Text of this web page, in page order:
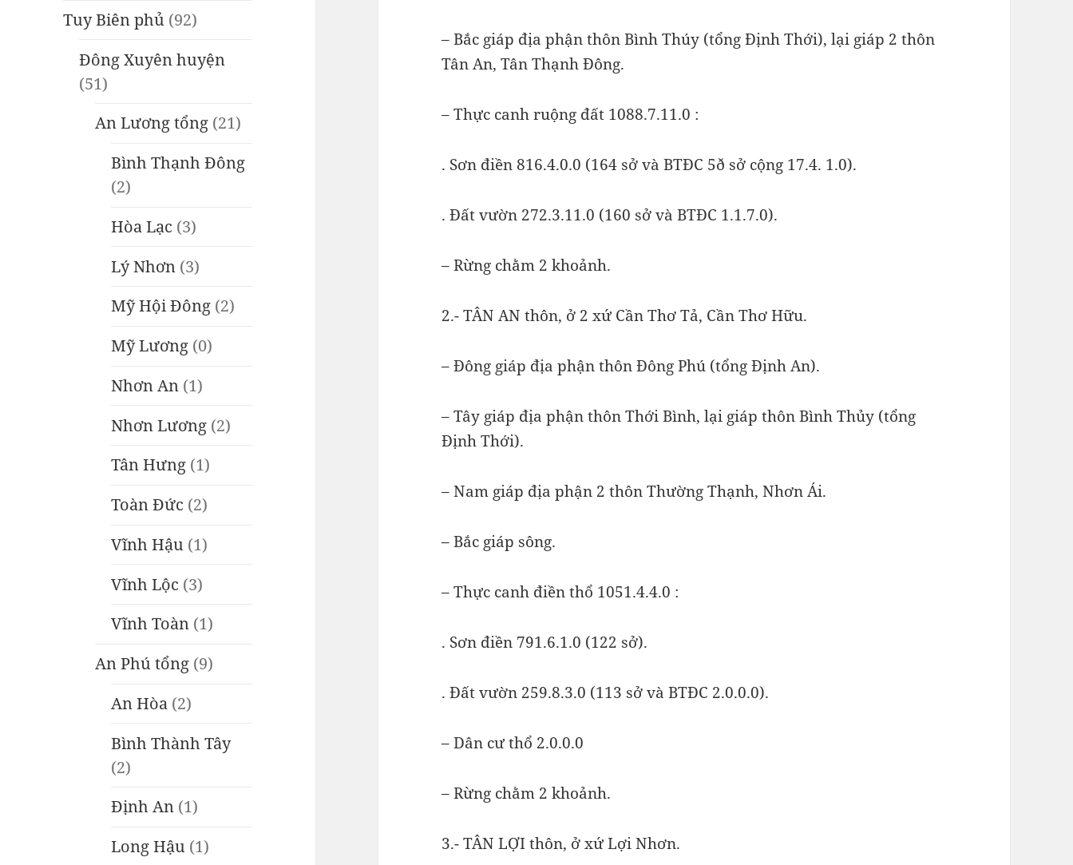
Tuy Biên phủ (92)
Đông Xuyên huyện
(51)
An Lương tổng (21)
Bình Thạnh Đông
(2)
Hòa Lạc (3)
Lý Nhơn (3)
Mỹ Hội Đông (2)
Mỹ Lương (0)
Nhơn An (1)
Nhơn Lương (2)
Tân Hưng (1)
Toàn Đức (2)
Vĩnh Hậu (1)
Vĩnh Lộc (3)
Vĩnh Toàn (1)
An Phú tổng (9)
An Hòa (2)
Bình Thành Tây
(2)
Định An (1)
Long Hậu (1)
– Bắc giáp địa phận thôn Bình Thúy (tổng Định Thới), lại giáp 2 thôn
Tân An, Tân Thạnh Đông.
– Thực canh ruộng đất 1088.7.11.0 :
. Sơn điền 816.4.0.0 (164 sở và BTĐC 5ð sở cộng 17.4. 1.0).
. Đất vườn 272.3.11.0 (160 sở và BTĐC 1.1.7.0).
– Rừng chằm 2 khoảnh.
2.- TÂN AN thôn, ở 2 xứ Cần Thơ Tả, Cần Thơ Hữu.
– Đông giáp địa phận thôn Đông Phú (tổng Định An).
– Tây giáp địa phận thôn Thới Bình, lại giáp thôn Bình Thủy (tổng
Định Thới).
– Nam giáp địa phận 2 thôn Thường Thạnh, Nhơn Ái.
– Bắc giáp sông.
– Thực canh điền thổ 1051.4.4.0 :
. Sơn điền 791.6.1.0 (122 sở).
. Đất vườn 259.8.3.0 (113 sở và BTĐC 2.0.0.0).
– Dân cư thổ 2.0.0.0
– Rừng chằm 2 khoảnh.
3.- TÂN LỢI thôn, ở xứ Lợi Nhơn.